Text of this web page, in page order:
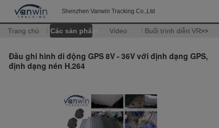
Shenzhen Vanwin Tracking Co.,Ltd
Trang chủ Các sản phẩm Video Buổi trình diễn VR>>
Đầu ghi hình di động GPS 8V - 36V với định dạng GPS,
định dạng nén H.264